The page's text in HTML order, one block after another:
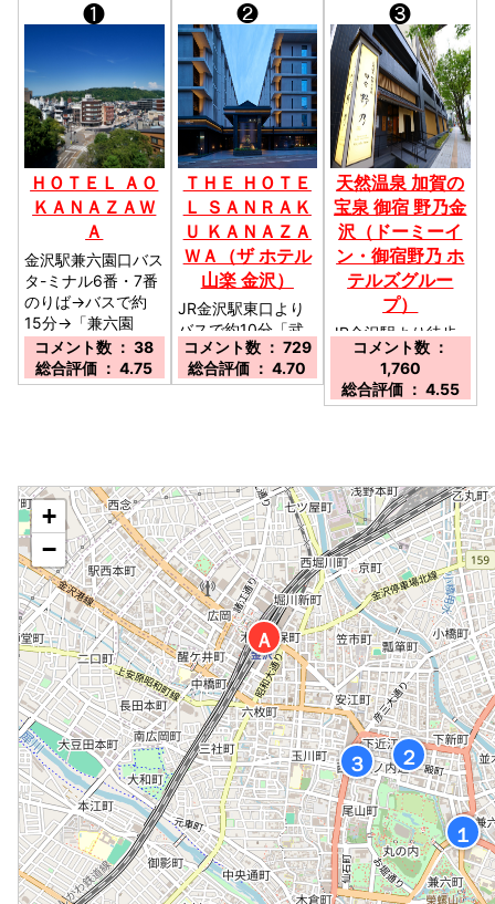
❶
ＨＯＴＥＬ ＡＯ
ＫＡＮＡＺＡＷ
Ａ
金沢駅兼六園口バス
タ-ミナル6番・7番
のりば→バスで約
15分→「兼六園
下・金沢城」から徒
歩で約1分／石川県
金沢市兼六元町1-1
六園下・兼六）。※
料金一部サ-ビス／
コメント数 ： 38
総合評価 ： 4.75
❷
ＴＨＥ ＨＯＴＥ
Ｌ ＳＡＮＲＡＫ
Ｕ ＫＡＮＡＺＡ
ＷＡ（ザ ホテル
山楽 金沢）
JR金沢駅東口より
バスで約10分「武
蔵が辻・近江町市
場」下車徒歩4分／
車場58台／1泊1台
につき1,200円／
コメント数 ： 729
総合評価 ： 4.70
❸
天然温泉 加賀の
宝泉 御宿 野乃金
沢（ドーミーイ
ン・御宿野乃 ホ
テルズグルー
プ）
JR金沢駅より徒歩
15分または北鉄バ
ス6-10番乗り場か
らバスで4分「武蔵
有り 先着順(76
台) 1泊1,500円
長さ:5300㎜ 全
幅:1940㎜ 高
さ:2000㎜ ／
コメント数 ：
1,760
総合評価 ： 4.55
◆
Ａ
１
２
３
+
−